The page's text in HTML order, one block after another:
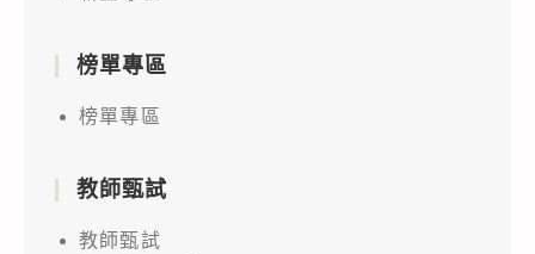
榜單專區
榜單專區
教師甄試
教師甄試